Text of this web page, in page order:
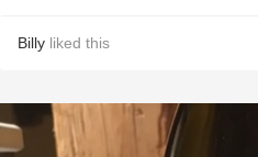
Billy liked this